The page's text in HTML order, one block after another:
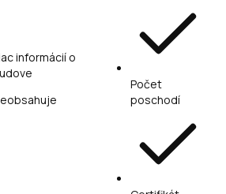
informácií o
Počet
poschodí